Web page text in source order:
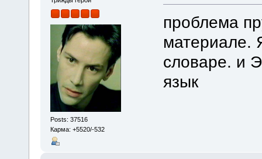
Posts: 37516
Карма: +5520/-532
проблема
материале.
словаре. и
язык